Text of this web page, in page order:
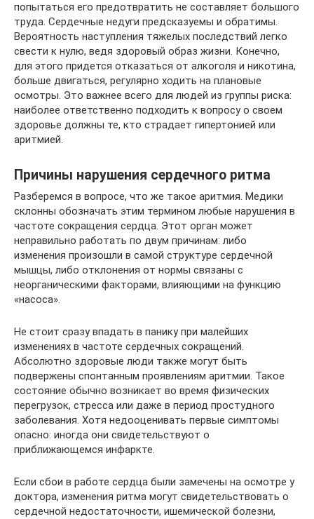
попытаться его предотвратить не составляет большого
труда. Сердечные недуги предсказуемы и обратимы.
Вероятность наступления тяжелых последствий легко
свести к нулю, ведя здоровый образ жизни. Конечно,
для этого придется отказаться от алкоголя и никотина,
больше двигаться, регулярно ходить на плановые
осмотры. Это важнее всего для людей из группы риска:
наиболее ответственно подходить к вопросу о своем
здоровье должны те, кто страдает гипертонией или
аритмией.
Причины нарушения сердечного ритма
Разберемся в вопросе, что же такое аритмия. Медики
склонны обозначать этим термином любые нарушения в
частоте сокращения сердца. Этот орган может
неправильно работать по двум причинам: либо
изменения произошли в самой структуре сердечной
мышцы, либо отклонения от нормы связаны с
неорганическими факторами, влияющими на функцию
«насоса».
Не стоит сразу впадать в панику при малейших
изменениях в частоте сердечных сокращений.
Абсолютно здоровые люди также могут быть
подвержены спонтанным проявлениям аритмии. Такое
состояние обычно возникает во время физических
перегрузок, стресса или даже в период простудного
заболевания. Хотя недооценивать первые симптомы
опасно: иногда они свидетельствуют о
приближающемся инфаркте.
Если сбои в работе сердца были замечены на осмотре у
доктора, изменения ритма могут свидетельствовать о
сердечной недостаточности, ишемической болезни,